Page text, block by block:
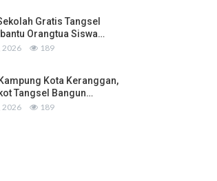
Gratis Tangsel
Orangtua Siswa…
2026 189
Kota Keranggan,
Tangsel Bangun…
2026 189